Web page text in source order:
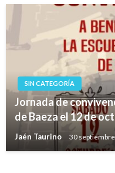
SIN CATEGORÍA
Jornada de
de Baeza el 12 de
Jaén Taurino 30